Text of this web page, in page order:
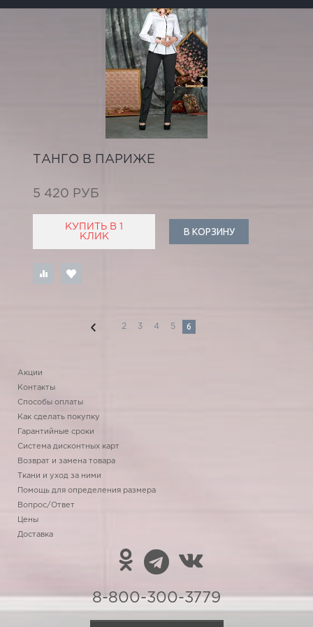
ТАНГО В ПАРИЖЕ
5 420 РУБ
КУПИТЬ В 1
КЛИК
В КОРЗИНУ
2 3 4 5 6
Акции
Контакты
Способы оплаты
Как сделать покупку
Гарантийные сроки
Система дисконтных карт
Возврат и замена товара
Ткани и уход за ними
Помощь для определения размера
Вопрос/Ответ
Цены
Доставка
8-800-300-3779